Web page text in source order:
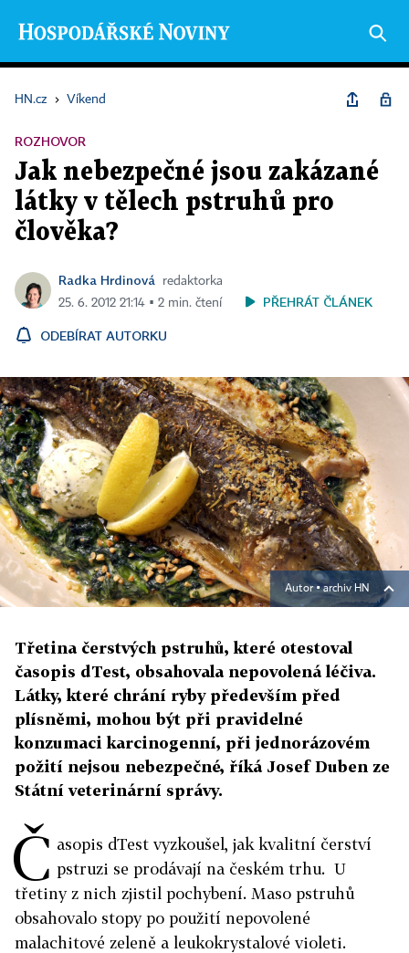
HN.cz › Víkend
ROZHOVOR
Jak nebezpečné jsou zakázané
látky v tělech pstruhů pro
člověka?
Radka Hrdinová
redaktorka
25. 6. 2012 21:14 ▪ 2 min. čtení
PŘEHRÁT ČLÁNEK
ODEBÍRAT AUTORKU
Autor ▪archiv HN
Třetina čerstvých pstruhů, které otestoval
časopis dTest, obsahovala nepovolená léčiva.
Látky, které chrání ryby především před
plísněmi, mohou být při pravidelné
konzumaci karcinogenní, při jednorázovém
požití nejsou nebezpečné, říká Josef Duben ze
Státní veterinární správy.
Č asopis dTest vyzkoušel, jak kvalitní čerství
pstruzi se prodávají na českém trhu. U
třetiny z nich zjistil pochybení. Maso pstruhů
obsahovalo stopy po použití nepovolené
malachitové zeleně a leukokrystalové violeti.